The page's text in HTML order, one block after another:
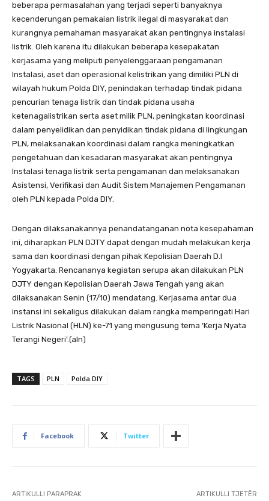
beberapa permasalahan yang terjadi seperti banyaknya
kecenderungan pemakaian listrik ilegal di masyarakat dan
kurangnya pemahaman masyarakat akan pentingnya instalasi
listrik. Oleh karena itu dilakukan beberapa kesepakatan
kerjasama yang meliputi penyelenggaraan pengamanan
Instalasi, aset dan operasional kelistrikan yang dimiliki PLN di
wilayah hukum Polda DIY, penindakan terhadap tindak pidana
pencurian tenaga listrik dan tindak pidana usaha
ketenagalistrikan serta aset milik PLN, peningkatan koordinasi
dalam penyelidikan dan penyidikan tindak pidana di lingkungan
PLN, melaksanakan koordinasi dalam rangka meningkatkan
pengetahuan dan kesadaran masyarakat akan pentingnya
Instalasi tenaga listrik serta pengamanan dan melaksanakan
Asistensi, Verifikasi dan Audit Sistem Manajemen Pengamanan
oleh PLN kepada Polda DIY.
Dengan dilaksanakannya penandatanganan nota kesepahaman
ini, diharapkan PLN DJTY dapat dengan mudah melakukan kerja
sama dan koordinasi dengan pihak Kepolisian Daerah D.I
Yogyakarta. Rencananya kegiatan serupa akan dilakukan PLN
DJTY dengan Kepolisian Daerah Jawa Tengah yang akan
dilaksanakan Senin (17/10) mendatang. Kerjasama antar dua
instansi ini sekaligus dilakukan dalam rangka memperingati Hari
Listrik Nasional (HLN) ke-71 yang mengusung tema ‘Kerja Nyata
Terangi Negeri’.(aln)
TAGS PLN Polda DIY
Facebook Twitter
ARTIKULLI PARAPRAK ARTIKULLI TJETËR